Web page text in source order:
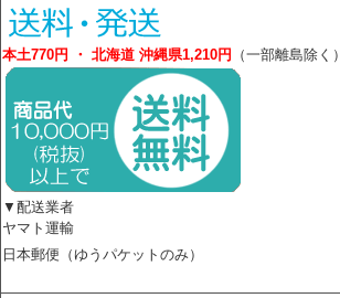
本土770円 ・ 北海道 沖縄県1,210円 （一部離島除く）
▼配送業者
ヤマト運輸
日本郵便（ゆうパケットのみ）